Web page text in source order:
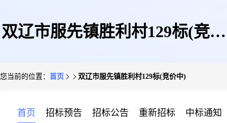
双辽市服先镇胜利村129标(竞价
您当前的位置： 首页 双辽市服先镇胜利村129标(竞价中)
首页 招标预告 招标公告 重新招标 中标通知